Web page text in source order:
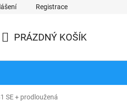
Reklamace zboží v záruční době
Registrace
PRÁZDNÝ KOŠÍK
SE + prodloužená